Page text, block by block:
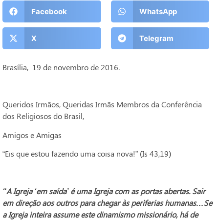
Facebook WhatsApp
X Telegram
Brasília, 19 de novembro de 2016.
Queridos Irmãos, Queridas Irmãs Membros da Conferência
dos Religiosos do Brasil,
Amigos e Amigas
“Eis que estou fazendo uma coisa nova!” (Is 43,19)
“A Igreja ‘em saída’ é uma Igreja com as portas abertas. Sair
em direção aos outros para chegar às periferias humanas…Se
a Igreja inteira assume este dinamismo missionário, há de